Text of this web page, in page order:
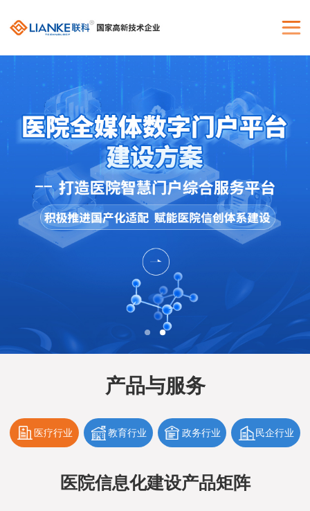
产品与服务
医疗行业 教育行业 政务行业 民企行业
医院信息化建设产品矩阵